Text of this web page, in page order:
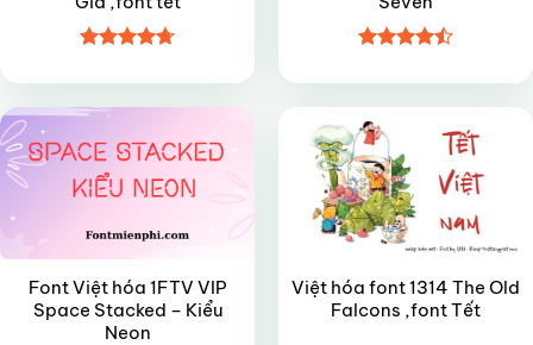
hạng4.75
sao
hạng4.5
5 sao
Font Việt hóa 1FTV VIP
Space Stacked – Kiểu
Neon
Việt hóa font 1314 The Old
Falcons ,font Tết